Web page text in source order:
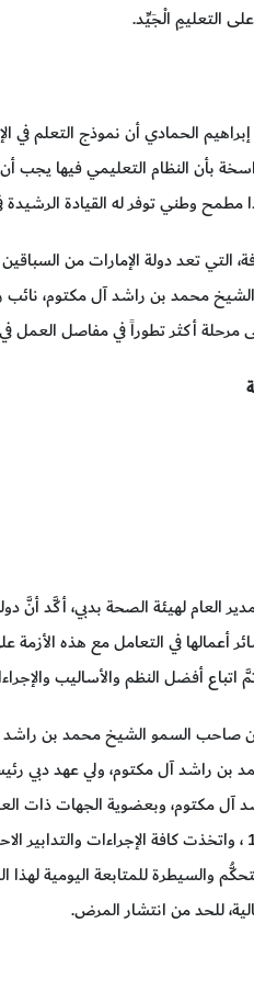
التعليمِ الْجَيِّد.
الحمادي أن نموذج التعلم في
بأن النظام التعليمي فيها يجب
مطمح وطني توفر له القيادة الرشيدة
التي تعد دولة الإمارات من
محمد بن راشد آل مكتوم، نائب
مرحلة أكثر تطوراً في مفاصل العمل
أعمالها في التعامل مع هذه
تمَّ اتباع أفضل النظم والأساليب
صاحب السمو الشيخ محمد بن راشد
راشد آل مكتوم، ولي عهد دبي
مكتوم، وبعضوية الجهات ذات
التطورات المتعلقة بكوفيد– 19 ، واتخذت كافة
والسيطرة للمتابعة اليومية لهذا
للحد من انتشار المرض.